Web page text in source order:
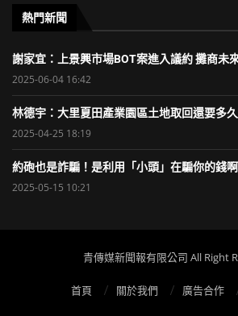
熱門新聞
謝家宜：上景興市場BOT案進入議約 攤商未
2025-06-04 16:42
林德宇：大里夏田產業園區土地取回還要多久
2025-04-25 18:19
約砲也是詐騙！是利用「小頭」在騙你的錢啊
2025-05-15 10:21
青傳媒新聞報有限公司 All Right
首頁 關於我們 廣告合作